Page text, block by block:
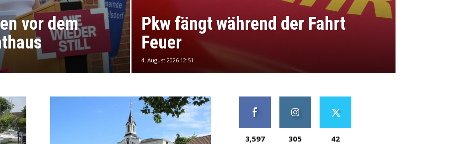
vor dem
Pkw fängt während der Fahrt
Feuer
4. August 2026 12:51
3,597 305 42